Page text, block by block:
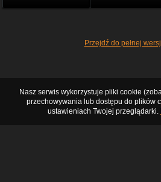
Przejdź do pełnej
Nasz serwis wykorzystuje pliki cookie
przechowywania lub dostępu do plików
ustawieniach Twojej przeglądarki.